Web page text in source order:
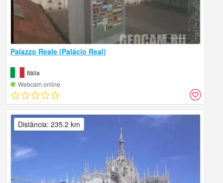
Palazzo Reale (Palácio Real)
Itália
Webcam online
Distância: 235.2 km